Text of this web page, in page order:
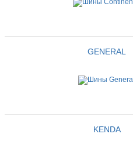
GENERAL
KENDA